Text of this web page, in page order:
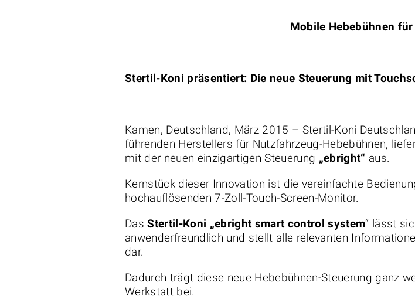
Mobile Hebebühnen
Stertil-Koni präsentiert: Die neue Steuerung mit
Kamen, Deutschland, März 2015 – Stertil-Koni
führenden Herstellers für Nutzfahrzeug-Hebebühnen,
mit der neuen einzigartigen Steuerung „ebright“ aus.
Kernstück dieser Innovation ist die vereinfachte
hochauflösenden 7-Zoll-Touch-Screen-Monitor.
DasStertil-Koni „ebright smart control system“ lässt
anwenderfreundlich und stellt alle relevanten
dar.
Dadurch trägt diese neue Hebebühnen-Steuerung ganz
Werkstatt bei.